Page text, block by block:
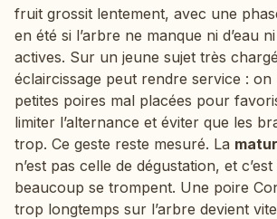
fruit grossit lentement, avec une
en été si l’arbre ne manque ni d’eau
actives. Sur un jeune sujet très
éclaircissage peut rendre service : on
petites poires mal placées pour
limiter l’alternance et éviter que les
trop. Ce geste reste mesuré. La
n’est pas celle de dégustation, et
beaucoup se trompent. Une poire
trop longtemps sur l’arbre devient